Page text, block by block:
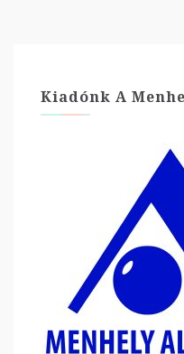
Kiadónk A